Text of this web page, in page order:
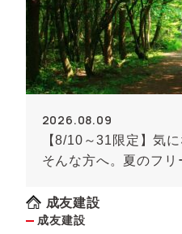
2026.08.09
【8/10～31限定】気
そんな方へ。夏のフリ
成友建設
成友建設